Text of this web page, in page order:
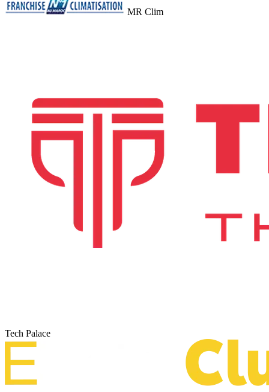
MR Clim
Tech Palace